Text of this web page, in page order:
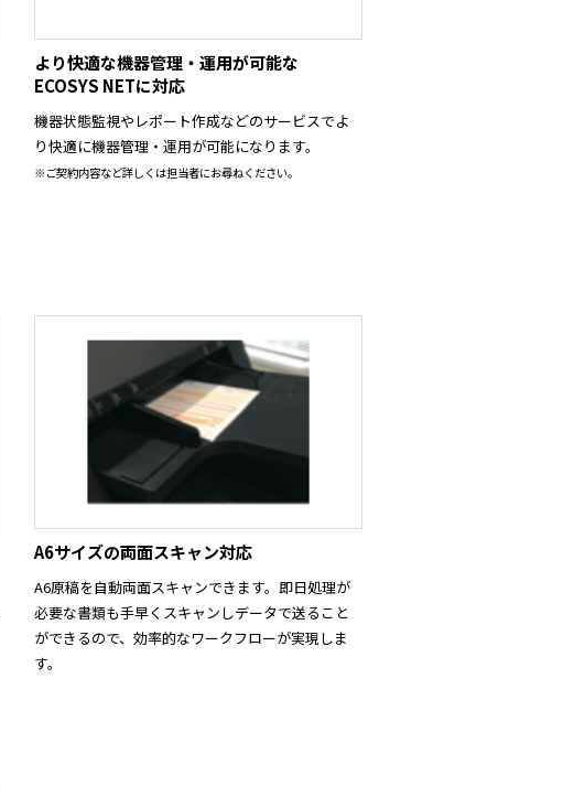
より快適な機器管理・運用が可能な
ECOSYS NETに対応
機器状態監視やレポート作成などのサービスでよ
り快適に機器管理・運用が可能になります。
※ご契約内容など詳しくは担当者にお尋ねください。
A6サイズの両面スキャン対応
A6原稿を自動両面スキャンできます。即日処理が
必要な書類も手早くスキャンしデータで送ること
ができるので、効率的なワークフローが実現しま
す。